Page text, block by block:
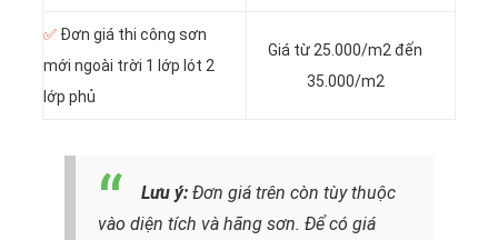
✅ Đơn giá thi công sơn
mới ngoài trời 1 lớp lót 2
lớp phủ
Giá từ 25.000/m2 đến
35.000/m2
Lưu ý: Đơn giá trên còn tùy thuộc
vào diện tích và hãng sơn. Để có giá